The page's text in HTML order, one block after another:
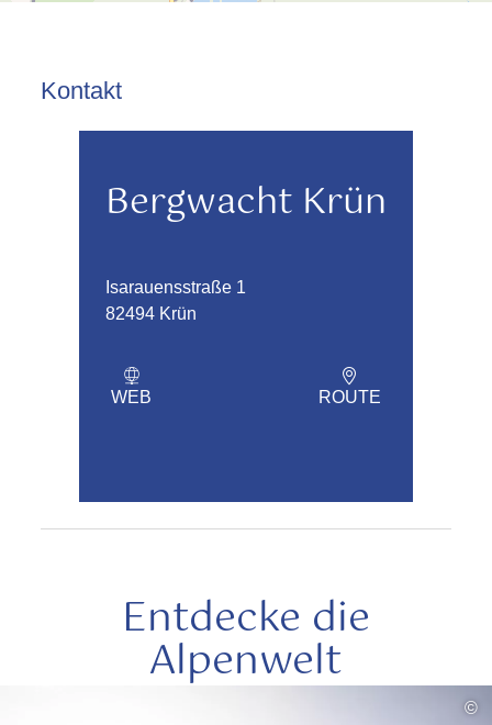
Kontakt
Bergwacht Krün
Isarauensstraße 1
82494 Krün
WEB ROUTE
Entdecke die
Alpenwelt
©